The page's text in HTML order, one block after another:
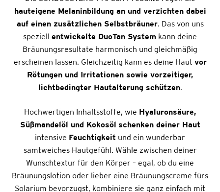
hauteigene Melaninbildung an und verzichten dabei
auf einen zusätzlichen Selbstbräuner. Das von uns
speziell entwickelte DuoTan System kann deine
Bräunungsresultate harmonisch und gleichmäßig
erscheinen lassen. Gleichzeitig kann es deine Haut vor
Rötungen und Irritationen sowie vorzeitiger,
lichtbedingter Hautalterung schützen.
Hochwertigen Inhaltsstoffe, wie Hyaluronsäure,
Süßmandelöl und Kokosöl schenken deiner Haut
intensive Feuchtigkeit und ein wunderbar
samtweiches Hautgefühl. Wähle zwischen deiner
Wunschtextur für den Körper – egal, ob du eine
Bräunungslotion oder lieber eine Bräunungscreme fürs
Solarium bevorzugst, kombiniere sie ganz einfach mit